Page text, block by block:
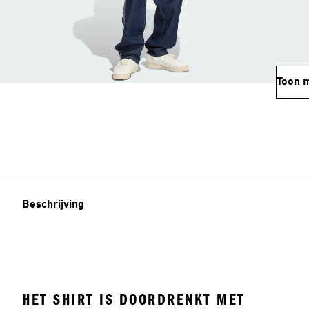
Toon
Beschrijving
HET SHIRT IS DOORDRENKT MET